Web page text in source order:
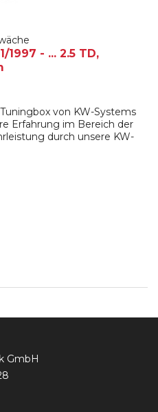
1997 - ... 2.5 TD,
von KW-Systems
Erfahrung im Bereich der
durch unsere KW-
GmbH